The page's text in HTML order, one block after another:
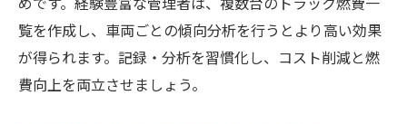
覧を作成し、車両ごとの傾向分析を行うとより高い効果
が得られます。記録・分析を習慣化し、コスト削減と燃
費向上を両立させましょう。